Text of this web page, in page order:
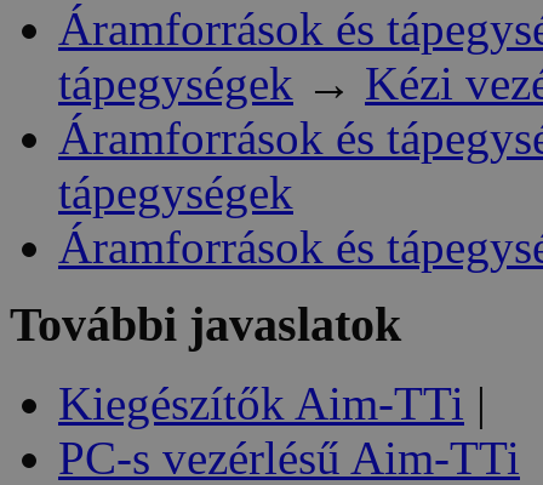
Áramforrások és
tápegységek → Kézi
Áramforrások és
tápegységek
Áramforrások és
További javaslatok
Kiegészítők Aim-TTi |
PC-s vezérlésű Aim-TTi